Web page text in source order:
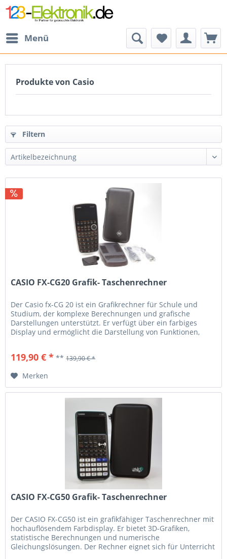
Menü
Produkte von Casio
Filtern
CASIO FX-CG20 Grafik- Taschenrechner
Der Casio fx-CG 20 ist ein Grafikrechner für Schule und
Studium, der komplexe Berechnungen und grafische
Darstellungen unterstützt. Er verfügt über ein farbiges
Display und ermöglicht die Darstellung von Funktionen,
nummerischen und Funktions-Tasten. Der Rechner eignet
119,90 € * **139,90 € *
Merken
CASIO FX-CG50 Grafik- Taschenrechner
Der CASIO FX-CG50 ist ein grafikfähiger Taschenrechner mit
hochauflösendem Farbdisplay. Er bietet 3D-Grafiken,
statistische Berechnungen und numerische
Gleichungslösungen. Der Rechner eignet sich für Unterricht